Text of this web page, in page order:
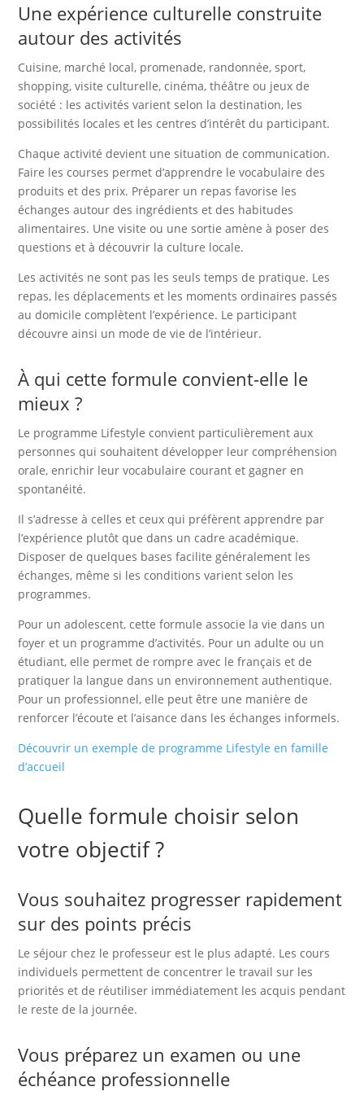
Une expérience culturelle construite
autour des activités
Cuisine, marché local, promenade, randonnée, sport,
shopping, visite culturelle, cinéma, théâtre ou jeux de
société : les activités varient selon la destination, les
possibilités locales et les centres d’intérêt du participant.
Chaque activité devient une situation de communication.
Faire les courses permet d’apprendre le vocabulaire des
produits et des prix. Préparer un repas favorise les
échanges autour des ingrédients et des habitudes
alimentaires. Une visite ou une sortie amène à poser des
questions et à découvrir la culture locale.
Les activités ne sont pas les seuls temps de pratique. Les
repas, les déplacements et les moments ordinaires passés
au domicile complètent l’expérience. Le participant
découvre ainsi un mode de vie de l’intérieur.
À qui cette formule convient-elle le
mieux ?
Le programme Lifestyle convient particulièrement aux
personnes qui souhaitent développer leur compréhension
orale, enrichir leur vocabulaire courant et gagner en
spontanéité.
Il s’adresse à celles et ceux qui préfèrent apprendre par
l’expérience plutôt que dans un cadre académique.
Disposer de quelques bases facilite généralement les
échanges, même si les conditions varient selon les
programmes.
Pour un adolescent, cette formule associe la vie dans un
foyer et un programme d’activités. Pour un adulte ou un
étudiant, elle permet de rompre avec le français et de
pratiquer la langue dans un environnement authentique.
Pour un professionnel, elle peut être une manière de
renforcer l’écoute et l’aisance dans les échanges informels.
Découvrir un exemple de programme Lifestyle en famille
d’accueil
Quelle formule choisir selon
votre objectif ?
Vous souhaitez progresser rapidement
sur des points précis
Le séjour chez le professeur est le plus adapté. Les cours
individuels permettent de concentrer le travail sur les
priorités et de réutiliser immédiatement les acquis pendant
le reste de la journée.
Vous préparez un examen ou une
échéance professionnelle